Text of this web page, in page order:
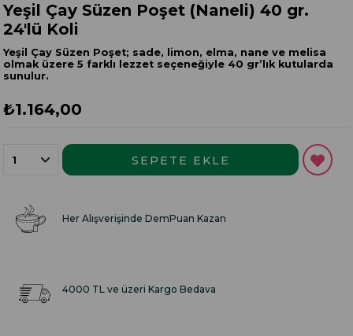
Yeşil Çay Süzen Poşet (Naneli) 40 gr.
24'lü Koli
Yeşil Çay Süzen Poşet; sade, limon, elma, nane ve melisa
olmak üzere 5 farklı lezzet seçeneğiyle 40 gr’lık kutularda
sunulur.
₺1.164,00
Her Alışverişinde DemPuan Kazan
4000 TL ve üzeri Kargo Bedava